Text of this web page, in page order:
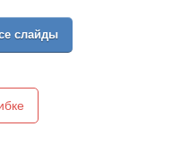
к нашим героям должен
- Снегурь
слайды